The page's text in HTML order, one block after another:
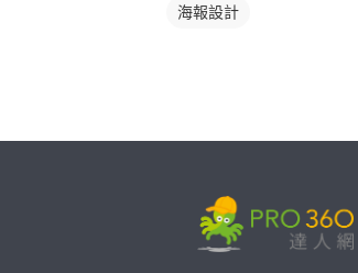
海報設計